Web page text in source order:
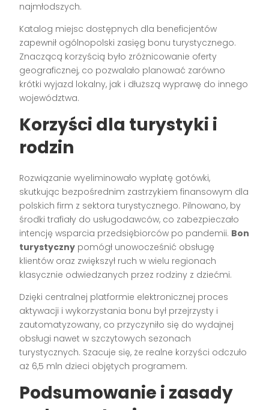
najmłodszych.
Katalog miejsc dostępnych dla beneficjentów
zapewnił ogólnopolski zasięg bonu turystycznego.
Znaczącą korzyścią było zróżnicowanie oferty
geograficznej, co pozwalało planować zarówno
krótki wyjazd lokalny, jak i dłuższą wyprawę do innego
województwa.
Korzyści dla turystyki i
rodzin
Rozwiązanie wyeliminowało wypłatę gotówki,
skutkując bezpośrednim zastrzykiem finansowym dla
polskich firm z sektora turystycznego. Pilnowano, by
środki trafiały do usługodawców, co zabezpieczało
intencję wsparcia przedsiębiorców po pandemii. Bon
turystyczny pomógł unowocześnić obsługę
klientów oraz zwiększył ruch w wielu regionach
klasycznie odwiedzanych przez rodziny z dziećmi.
Dzięki centralnej platformie elektronicznej proces
aktywacji i wykorzystania bonu był przejrzysty i
zautomatyzowany, co przyczyniło się do wydajnej
obsługi nawet w szczytowych sezonach
turystycznych. Szacuje się, że realne korzyści odczuło
aż 6,5 mln dzieci objętych programem.
Podsumowanie i zasady